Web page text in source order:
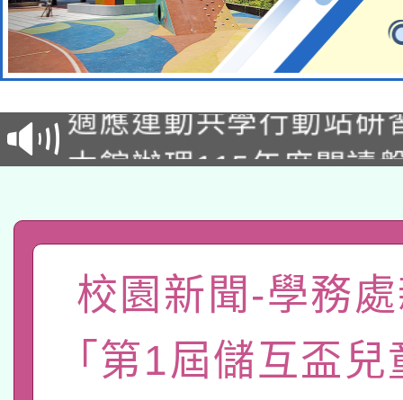
本校115學年度第2次
招甄選結果公告(無人
招)
適應運動共學行動站研
本館辦理115年度閱讀
礎課程
A3數位素養講師名單
「數位內容與教學軟
pilot」
有關大陸委員會函釋公
薪期間赴陸應申請許可
轉知經濟部水利署委託
校園新聞-學務
「第1屆儲互盃